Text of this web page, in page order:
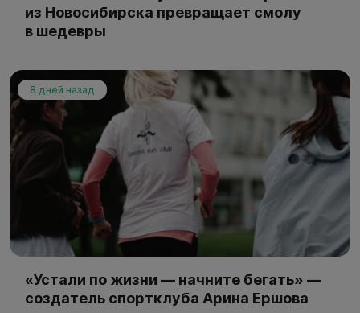
из Новосибирска превращает смолу
в шедевры
8 дней назад
«Устали по жизни — начните бегать» —
создатель спортклуба Арина Ершова